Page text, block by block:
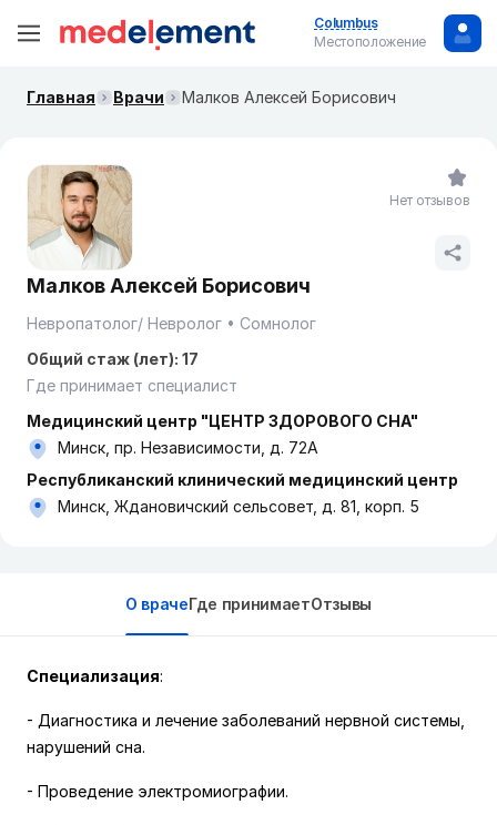
Columbus
Местоположение
Главная Врачи Малков Алексей Борисович
Малков Алексей Борисович
Невропатолог/ Невролог
Сомнолог
Общий стаж (лет): 17
Где принимает специалист
Медицинский центр "ЦЕНТР ЗДОРОВОГО СНА"
Минск, пр. Независимости, д. 72А
Республиканский клинический медицинский центр
Минск, Ждановичский сельсовет, д. 81, корп. 5
Нет отзывов
О врачеГде принимаетОтзывы
Специализация:
- Диагностика и лечение заболеваний нервной системы,
нарушений сна.
- Проведение электромиографии.